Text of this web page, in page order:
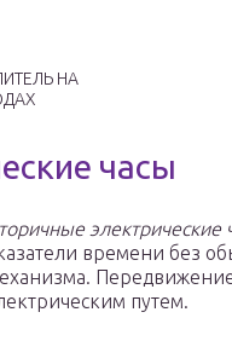
НА
часы
электрические
времени без
Передвижение
путем.